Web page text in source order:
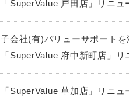
「SuperValue 戸田店」リニ
子会社(有)バリューサポートを
「SuperValue 府中新町店」
「SuperValue 草加店」リニ